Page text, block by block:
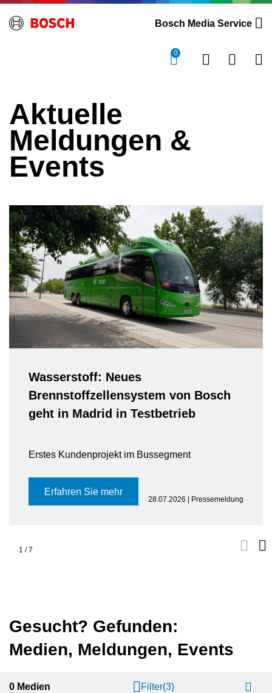
Bosch Media Service
0
Aktuelle
Meldungen &
Events
Wasserstoff: Neues
Brennstoffzellensystem von Bosch
geht in Madrid in Testbetrieb
Erstes Kundenprojekt im Bussegment
Erfahren Sie mehr
28.07.2026 | Pressemeldung
1 /7
Gesucht? Gefunden:
Medien, Meldungen, Events
0 Medien Filter(3)